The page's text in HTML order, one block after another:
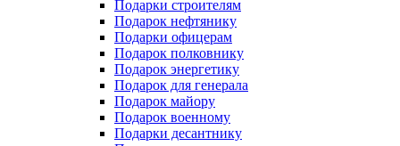
Подарки строителям
Подарок нефтянику
Подарки офицерам
Подарок полковнику
Подарок энергетику
Подарок для генерала
Подарок майору
Подарок военному
Подарки десантнику